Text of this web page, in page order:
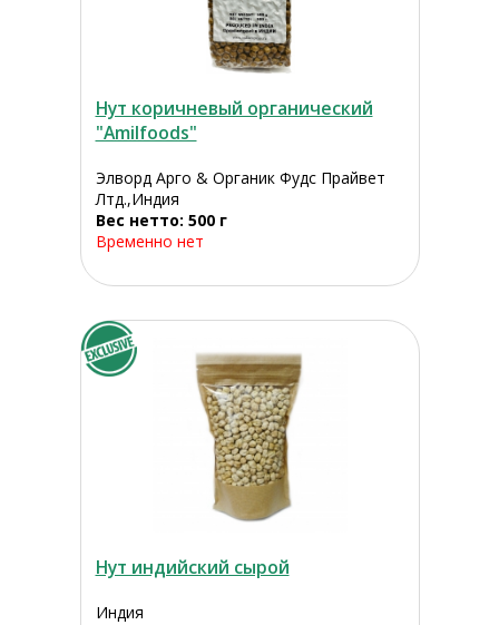
Нут коричневый органический
"Amilfoods"
Элворд Арго & Органик Фудс Прайвет
Лтд.,Индия
Вес нетто: 500 г
Временно нет
Нут индийский сырой
Индия